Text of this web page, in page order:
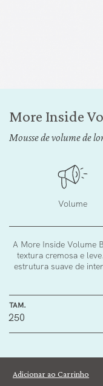
início
More Inside
Mousse de volume de
Volume
A More Inside Volume
textura cremosa e
estrutura suave de
Adicionar ao Carrinho
TAM.
250